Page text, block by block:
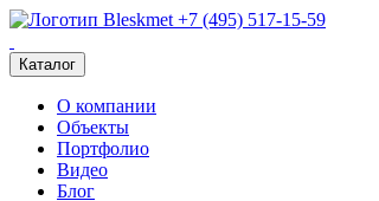
+7 (495) 517-15-59
Каталог
О компании
Объекты
Портфолио
Видео
Блог